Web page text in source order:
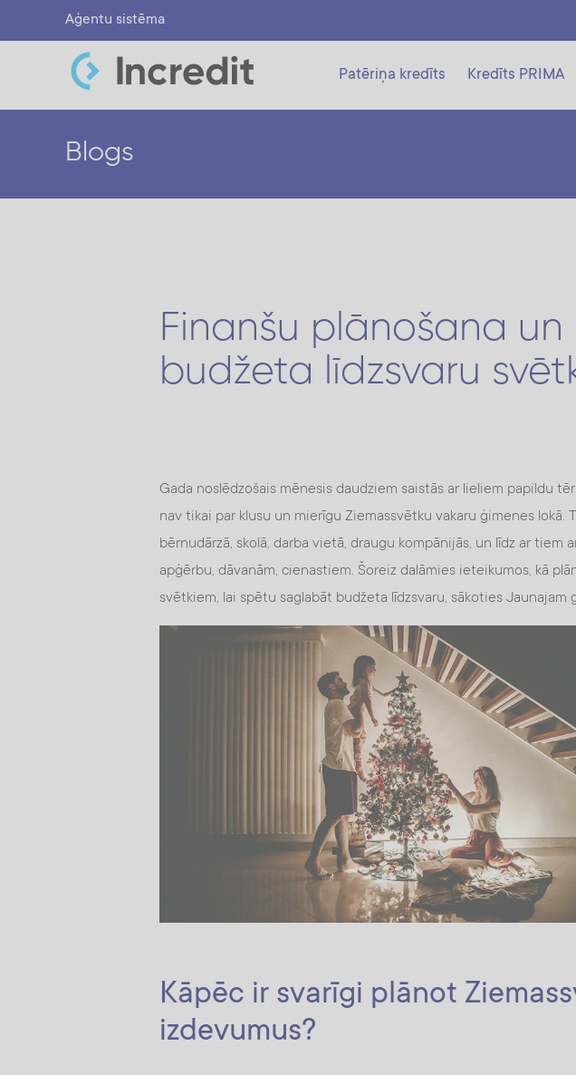
Aģentu sistēma
Patēriņa kredīts Kredīts PRIMA
Blogs
Finanšu plānošana
budžeta līdzsvaru
Gada noslēdzošais mēnesis daudziem saistās ar lieliem papildu
nav tikai par klusu un mierīgu Ziemassvētku vakaru ģimenes lokā.
bērnudārzā, skolā, darba vietā, draugu kompānijās, un līdz ar tiem
apģērbu, dāvanām, cienastiem. Šoreiz dalāmies ieteikumos, kā
svētkiem, lai spētu saglabāt budžeta līdzsvaru, sākoties Jaunajam
Kāpēc ir svarīgi plānot
izdevumus?